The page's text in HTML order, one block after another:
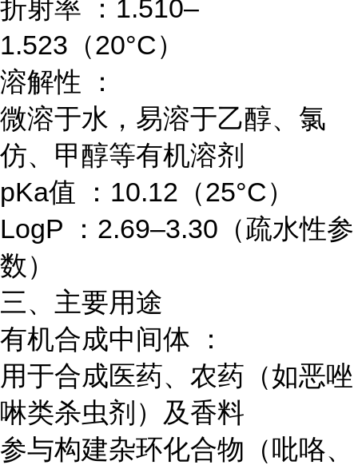
折射率 ：1.510–
1.523（20°C）
溶解性 ：
微溶于水，易溶于乙醇、氯
仿、甲醇等有机溶剂
pKa值 ：10.12（25°C）
LogP ：2.69–3.30（疏水性参
数）
三、主要用途
有机合成中间体 ：
用于合成医药、农药（如恶唑
啉类杀虫剂）及香料
参与构建杂环化合物（吡咯、